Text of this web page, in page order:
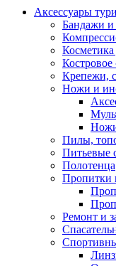
Аксессуары
Бандажи
Костровое
Крепежи,
Ножи и
Пилы,
Питьевые
Полотенца
Пропитки
Ремонт и